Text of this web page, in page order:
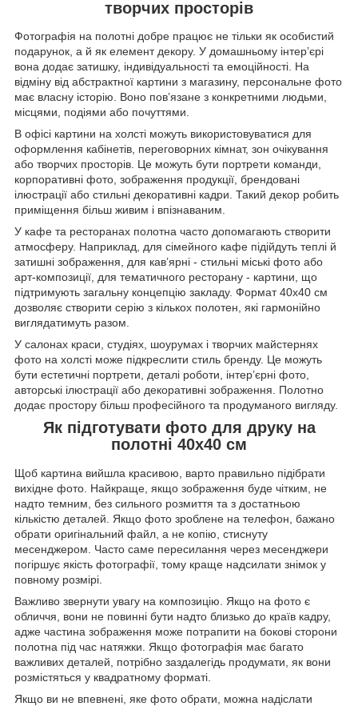
творчих просторів
Фотографія на полотні добре працює не тільки як особистий
подарунок, а й як елемент декору. У домашньому інтер’єрі
вона додає затишку, індивідуальності та емоційності. На
відміну від абстрактної картини з магазину, персональне фото
має власну історію. Воно пов’язане з конкретними людьми,
місцями, подіями або почуттями.
В офісі картини на холсті можуть використовуватися для
оформлення кабінетів, переговорних кімнат, зон очікування
або творчих просторів. Це можуть бути портрети команди,
корпоративні фото, зображення продукції, брендовані
ілюстрації або стильні декоративні кадри. Такий декор робить
приміщення більш живим і впізнаваним.
У кафе та ресторанах полотна часто допомагають створити
атмосферу. Наприклад, для сімейного кафе підійдуть теплі й
затишні зображення, для кав’ярні - стильні міські фото або
арт-композиції, для тематичного ресторану - картини, що
підтримують загальну концепцію закладу. Формат 40х40 см
дозволяє створити серію з кількох полотен, які гармонійно
виглядатимуть разом.
У салонах краси, студіях, шоурумах і творчих майстернях
фото на холсті може підкреслити стиль бренду. Це можуть
бути естетичні портрети, деталі роботи, інтер’єрні фото,
авторські ілюстрації або декоративні зображення. Полотно
додає простору більш професійного та продуманого вигляду.
Як підготувати фото для друку на
полотні 40х40 см
Щоб картина вийшла красивою, варто правильно підібрати
вихідне фото. Найкраще, якщо зображення буде чітким, не
надто темним, без сильного розмиття та з достатньою
кількістю деталей. Якщо фото зроблене на телефон, бажано
обрати оригінальний файл, а не копію, стиснуту
месенджером. Часто саме пересилання через месенджери
погіршує якість фотографії, тому краще надсилати знімок у
повному розмірі.
Важливо звернути увагу на композицію. Якщо на фото є
обличчя, вони не повинні бути надто близько до країв кадру,
адже частина зображення може потрапити на бокові сторони
полотна під час натяжки. Якщо фотографія має багато
важливих деталей, потрібно заздалегідь продумати, як вони
розмістяться у квадратному форматі.
Якщо ви не впевнені, яке фото обрати, можна надіслати